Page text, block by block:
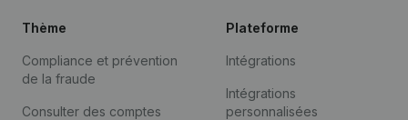
Thème
Compliance et prévention
de la fraude
Consulter des comptes
Plateforme
Intégrations
Intégrations
personnalisées